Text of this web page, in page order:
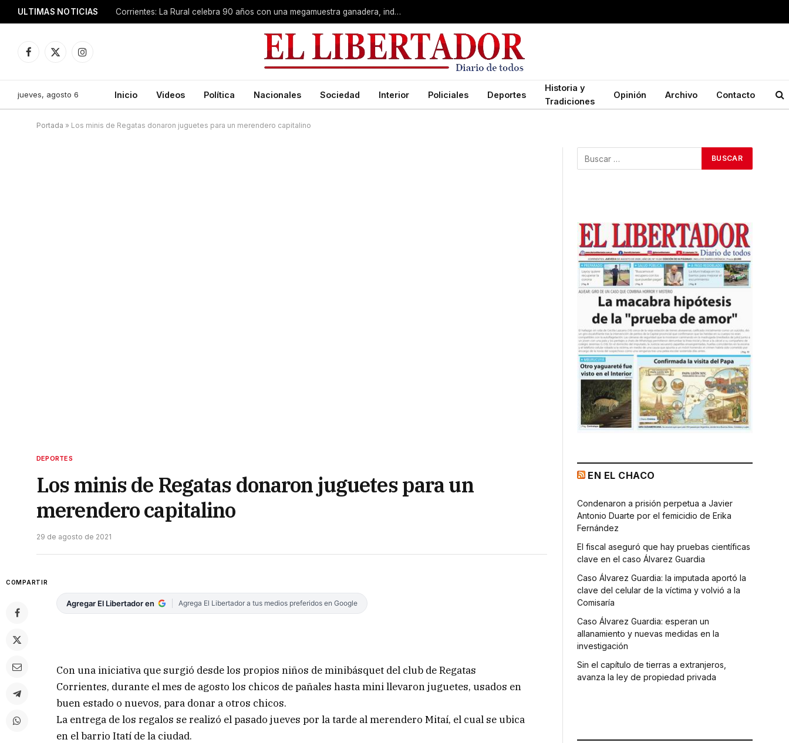
ULTIMAS NOTICIAS Corrientes: La Rural celebra 90 años con una megamuestra ganadera, industrial y artística
Facebook
X
Instagram
jueves, agosto 6 Inicio Videos Política Nacionales Sociedad Interior Policiales Deportes
Historia y
Tradiciones
Opinión Archivo Contacto
Portada » Los minis de Regatas donaron juguetes para un merendero capitalino
DEPORTES
Los minis de Regatas donaron juguetes para un
merendero capitalino
29 de agosto de 2021
COMPARTIR
Agregar El Libertador en Agrega El Libertador a tus medios preferidos en Google
Con una iniciativa que surgió desde los propios niños de minibásquet del club de Regatas
Corrientes, durante el mes de agosto los chicos de pañales hasta mini llevaron juguetes, usados en
buen estado o nuevos, para donar a otros chicos.
La entrega de los regalos se realizó el pasado jueves por la tarde al merendero Mitaí, el cual se ubica
en el barrio Itatí de la ciudad.
EN EL CHACO
Condenaron a prisión perpetua a Javier
Antonio Duarte por el femicidio de Erika
Fernández
El fiscal aseguró que hay pruebas científicas
clave en el caso Álvarez Guardia
Caso Álvarez Guardia: la imputada aportó la
clave del celular de la víctima y volvió a la
Comisaría
Caso Álvarez Guardia: esperan un
allanamiento y nuevas medidas en la
investigación
Sin el capítulo de tierras a extranjeros,
avanza la ley de propiedad privada